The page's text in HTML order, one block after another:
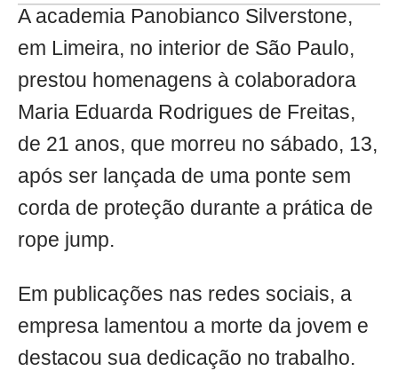
A academia Panobianco Silverstone,
em Limeira, no interior de São Paulo,
prestou homenagens à colaboradora
Maria Eduarda Rodrigues de Freitas,
de 21 anos, que morreu no sábado, 13,
após ser lançada de uma ponte sem
corda de proteção durante a prática de
rope jump.
Em publicações nas redes sociais, a
empresa lamentou a morte da jovem e
destacou sua dedicação no trabalho.